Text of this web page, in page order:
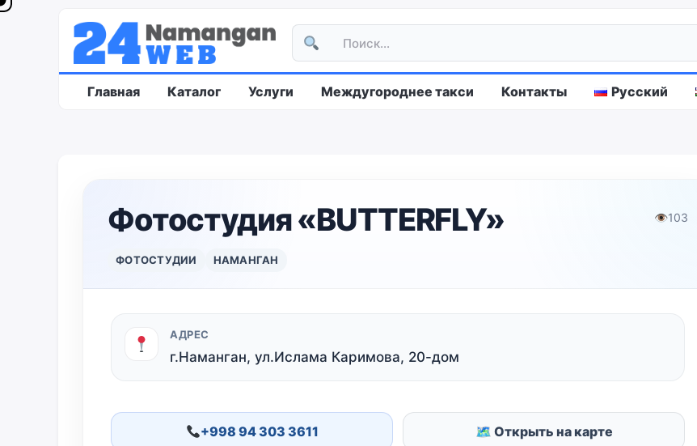
Главная Каталог Услуги Междугороднее такси Контакты Русский
Фотостудия «BUTTERFLY» 👁103
ФОТОСТУДИИ НАМАНГАН
АДРЕС
г.Наманган, ул.Ислама Каримова, 20-дом
+998 94 303 3611 🗺 Открыть на карте